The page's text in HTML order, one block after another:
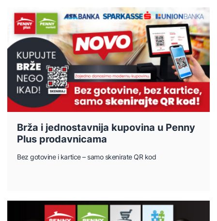
Brža i jednostavnija kupovina u Penny
Plus prodavnicama
Bez gotovine i kartice – samo skenirate QR kod